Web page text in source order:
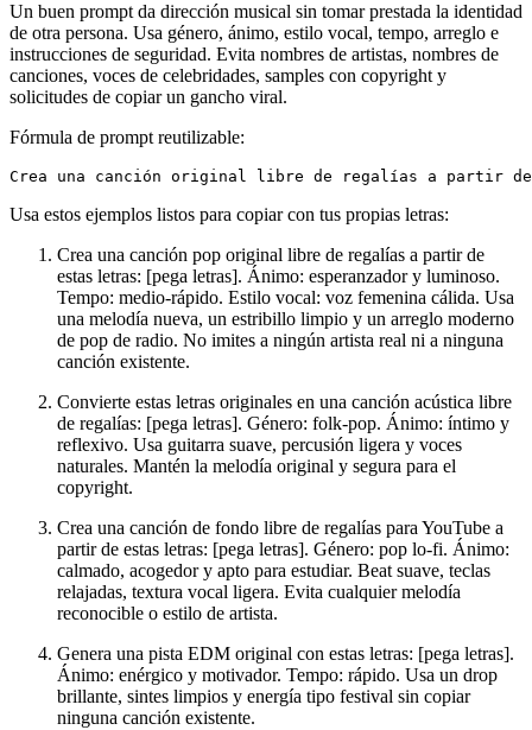
Un buen prompt da dirección musical sin tomar prestada la identidad
de otra persona. Usa género, ánimo, estilo vocal, tempo, arreglo e
instrucciones de seguridad. Evita nombres de artistas, nombres de
canciones, voces de celebridades, samples con copyright y
solicitudes de copiar un gancho viral.
Fórmula de prompt reutilizable:
Usa estos ejemplos listos para copiar con tus propias letras:
Crea una canción pop original libre de regalías a partir de
estas letras: [pega letras]. Ánimo: esperanzador y luminoso.
Tempo: medio-rápido. Estilo vocal: voz femenina cálida. Usa
una melodía nueva, un estribillo limpio y un arreglo moderno
de pop de radio. No imites a ningún artista real ni a ninguna
canción existente.
Convierte estas letras originales en una canción acústica libre
de regalías: [pega letras]. Género: folk-pop. Ánimo: íntimo y
reflexivo. Usa guitarra suave, percusión ligera y voces
naturales. Mantén la melodía original y segura para el
copyright.
Crea una canción de fondo libre de regalías para YouTube a
partir de estas letras: [pega letras]. Género: pop lo-fi. Ánimo:
calmado, acogedor y apto para estudiar. Beat suave, teclas
relajadas, textura vocal ligera. Evita cualquier melodía
reconocible o estilo de artista.
Genera una pista EDM original con estas letras: [pega letras].
Ánimo: enérgico y motivador. Tempo: rápido. Usa un drop
brillante, sintes limpios y energía tipo festival sin copiar
ninguna canción existente.